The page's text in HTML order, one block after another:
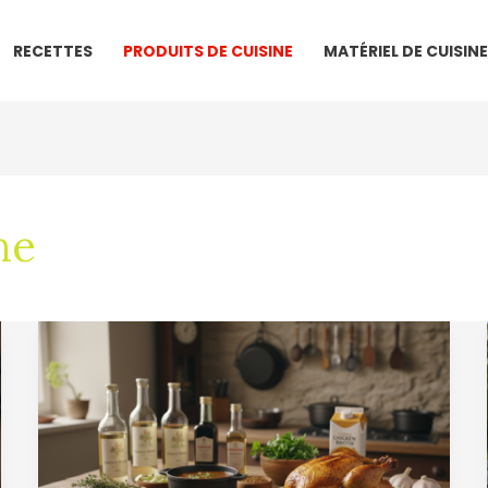
RECETTES PRODUITS DE CUISINE MATÉRIEL DE CUISINE
Alternatives
au
vin
jaune